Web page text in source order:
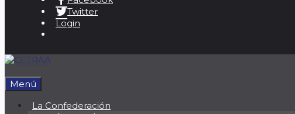
Twitter
Login
Menú
La Confederación